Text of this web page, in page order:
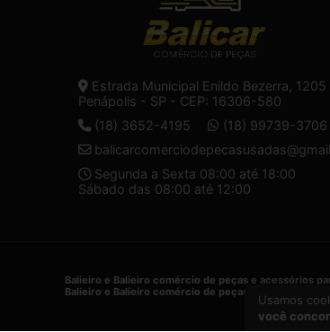
Estrada Municipal Enildo Bezerra,
Penápolis - SP - CEP: 16306-580
(18) 3652-4195
(18) 99739-3706
Segunda a Sexta 08:00 até 18:00
Sábado das 08:00 até 12:00
Balieiro e Balieiro comércio de peças e acessórios
Balieiro e Balieiro comércio de peças e acessórios
Usamos
você